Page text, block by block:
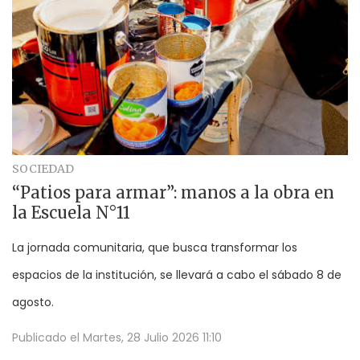
SOCIEDAD
“Patios para armar”: manos a la obra en
la Escuela N°11
La jornada comunitaria, que busca transformar los
espacios de la institución, se llevará a cabo el sábado 8 de
agosto.
Publicado el Martes, 28 Julio 2026 11:10